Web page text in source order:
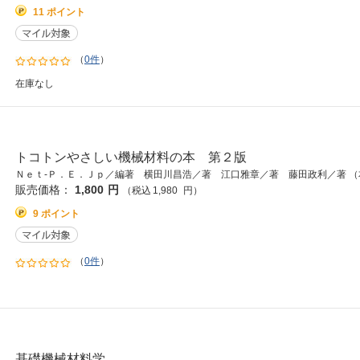
11 ポイント
（0件）
在庫なし
トコトンやさしい機械材料の本 第２版
Ｎｅｔ‐Ｐ．Ｅ．Ｊｐ／編著 横田川昌浩／著 江口雅章／著 藤田政利／著 （
販売価格： 1,800 円 （税込 1,980 円 ）
9 ポイント
（0件）